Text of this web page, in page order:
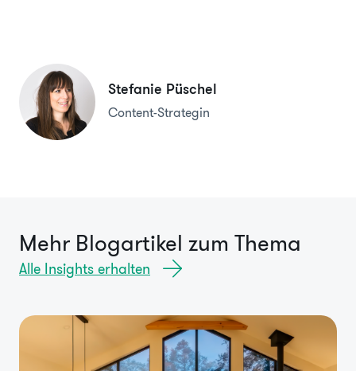
Stefanie Püschel
Content-Strategin
Mehr Blogartikel zum Thema
Alle Insights erhalten